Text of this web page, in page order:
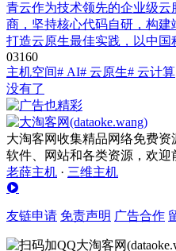
青云作为技术领先的企业级
商，坚持核心代码自研，构
打造云原生最佳实践，以中国
03160
主机空间# AI# 云原生# 云计算
没有了
大淘客网收集精品网络免费资
软件、网站和各类资源，欢迎
老薛主机 · 三维主机
友链申请 免责声明 广告合作